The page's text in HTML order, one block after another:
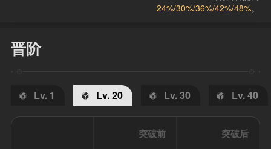
24%/30%/36%/42%/48%。
晋阶
Lv. 1 Lv. 20 Lv. 30 Lv. 40
突破前 突破后